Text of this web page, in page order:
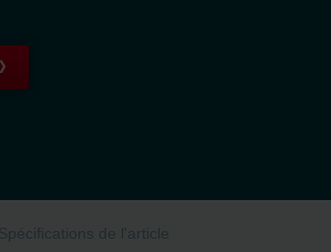
Spécifications de l'article